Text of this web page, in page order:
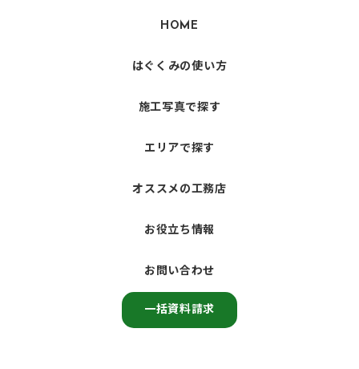
HOME
はぐくみの使い方
施工写真で探す
エリアで探す
オススメの工務店
お役立ち情報
お問い合わせ
一括資料請求